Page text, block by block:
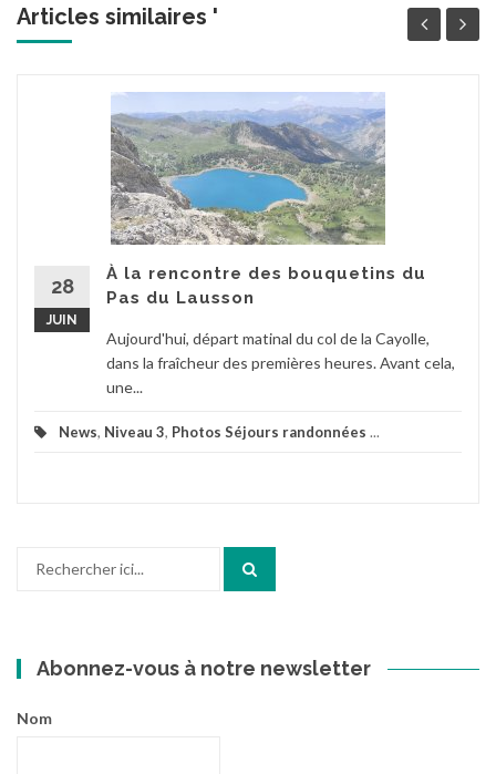
Articles similaires '
28
JUIN
À la rencontre des bouquetins du
Pas du Lausson
Aujourd'hui, départ matinal du col de la Cayolle,
dans la fraîcheur des premières heures. Avant cela,
une...
News, Niveau 3, Photos Séjours randonnées ...
Abonnez-vous à notre newsletter
Nom